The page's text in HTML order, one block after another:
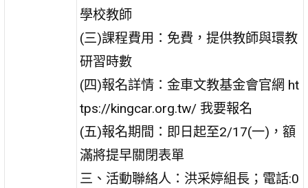
學校教師
(三)課程費用：免費，提供教師與環教
研習時數
(四)報名詳情：金車文教基金會官網 ht
tps://kingcar.org.tw/ 我要報名
(五)報名期間：即日起至2/17(一)，額
滿將提早關閉表單
三、活動聯絡人：洪采婷組長；電話:0